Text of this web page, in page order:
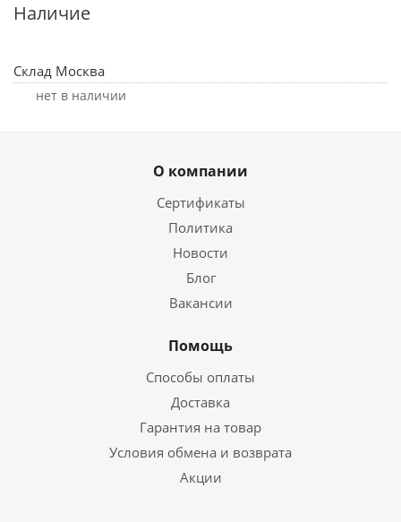
Наличие
Склад Москва
Нет в наличии
О компании
Сертификаты
Политика
Новости
Блог
Вакансии
Помощь
Способы оплаты
Доставка
Гарантия на товар
Условия обмена и возврата
Акции